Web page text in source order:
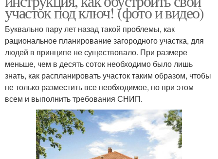
участок под ключ! (фото и видео)
Буквально пару лет назад такой проблемы, как
рациональное планирование загородного участка, для
людей в принципе не существовало. При размере
меньше, чем в десять соток необходимо было лишь
знать, как распланировать участок таким образом, чтобы
не только разместить все необходимое, но при этом
всем и выполнить требования СНИП.